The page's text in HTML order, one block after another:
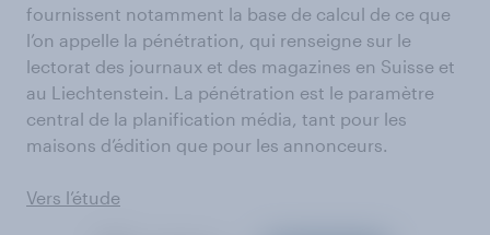
fournissent notamment la base de calcul de ce que
l’on appelle la pénétration, qui renseigne sur le
lectorat des journaux et des magazines en Suisse et
au Liechtenstein. La pénétration est le paramètre
central de la planification média, tant pour les
maisons d’édition que pour les annonceurs.
Vers l’étude